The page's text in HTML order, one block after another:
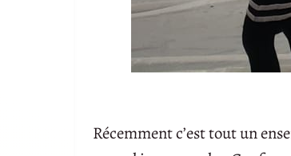
Récemment c’est tout un